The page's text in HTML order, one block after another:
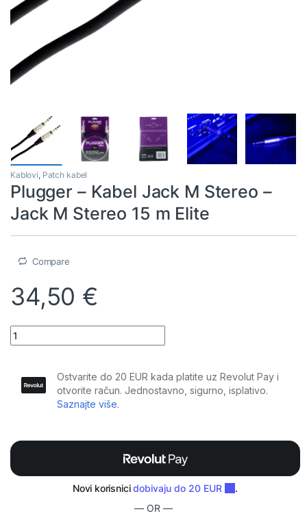
Kablovi, Patch kabel
Plugger – Kabel Jack M Stereo –
Jack M Stereo 15 m Elite
Compare
34,50 €
Plugger - Kabel Jack M Stereo - Jack M Stereo 15 m Elite quantity
— OR —